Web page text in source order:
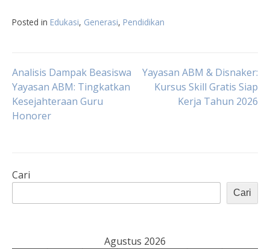
Posted in Edukasi, Generasi, Pendidikan
Navigasi
pos
Analisis Dampak Beasiswa
Yayasan ABM: Tingkatkan
Kesejahteraan Guru
Honorer
Yayasan ABM & Disnaker:
Kursus Skill Gratis Siap
Kerja Tahun 2026
Cari
Cari
Agustus 2026